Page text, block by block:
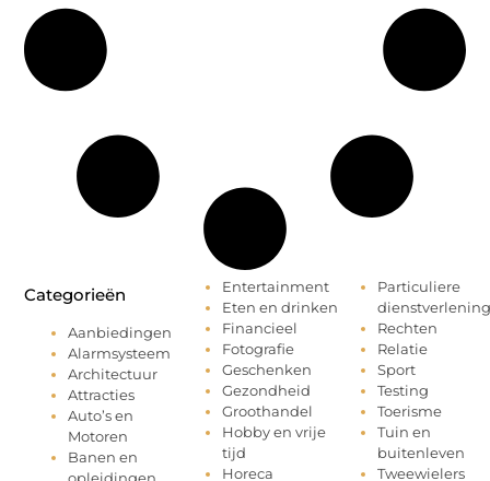
Categorieën
Aanbiedingen
Alarmsysteem
Architectuur
Attracties
Auto’s en
Motoren
Banen en
Entertainment
Eten en drinken
Financieel
Fotografie
Geschenken
Gezondheid
Groothandel
Hobby en vrije
tijd
Horeca
Particuliere
dienstverlening
Rechten
Relatie
Sport
Testing
Toerisme
Tuin en
buitenleven
Tweewielers